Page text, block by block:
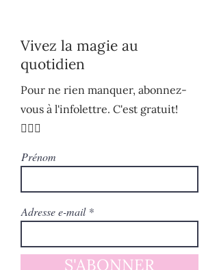
Vivez la magie au
quotidien
Pour ne rien manquer, abonnez-
vous à l'infolettre. C'est gratuit!
🧚🏻‍♀️
Prénom
Adresse e-mail
S'ABONNER